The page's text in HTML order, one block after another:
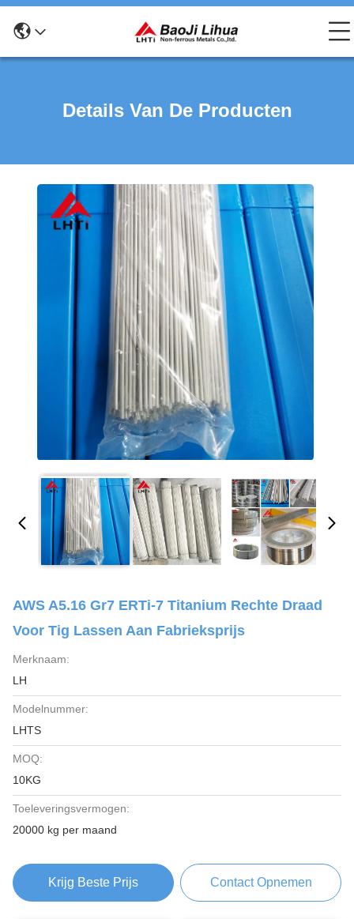
Details Van De Producten
AWS A5.16 Gr7 ERTi-7 Titanium Rechte Draad
Voor Tig Lassen Aan Fabrieksprijs
Merknaam:
LH
Modelnummer:
LHTS
MOQ:
10KG
Toeleveringsvermogen:
20000 kg per maand
Krijg Beste Prijs Contact Opnemen